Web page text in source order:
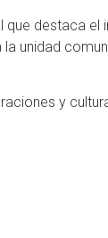
destaca
unidad
y